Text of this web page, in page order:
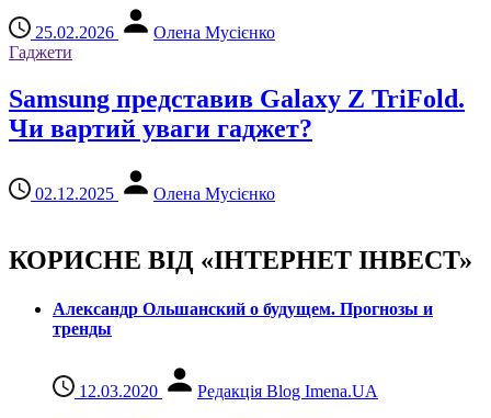
25.02.2026
Олена Мусієнко
Гаджети
Samsung представив Galaxy Z TriFold.
Чи вартий уваги гаджет?
02.12.2025 Олена Мусієнко
КОРИСНЕ ВІД «ІНТЕРНЕТ ІНВЕСТ»
Александр Ольшанский о будущем. Прогнозы и
тренды
12.03.2020 Редакція Blog Imena.UA